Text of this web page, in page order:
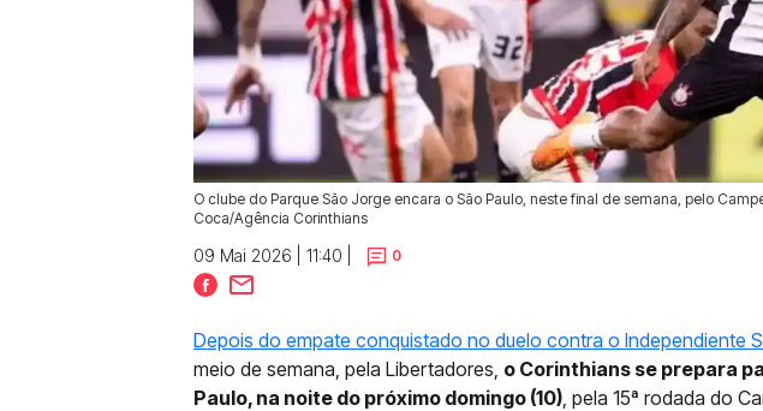
O clube do Parque São Jorge encara o São Paulo, neste final de semana, pelo
Coca/Agência Corinthians
09 Mai 2026 | 11:40 | 0
Depois do empate conquistado no duelo contra o Independiente
meio de semana, pela Libertadores, o Corinthians se prepara
Paulo, na noite do próximo domingo (10), pela 15ª rodada do